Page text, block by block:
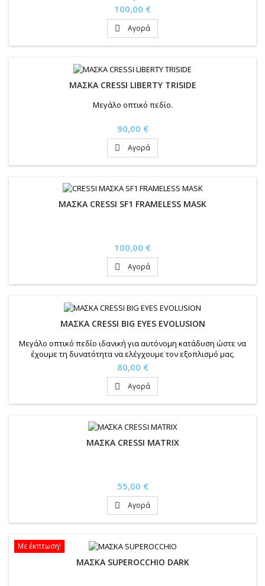
Τιμή
100,00 €
 Αγορά
ΜΑΣΚΑ CRESSI LIBERTY TRISIDE
Μεγάλο οπτικό πεδίο.
Τιμή
90,00 €
 Αγορά
ΜΑΣΚΑ CRESSI SF1 FRAMELESS MASK
Τιμή
100,00 €
 Αγορά
ΜΑΣΚΑ CRESSI BIG EYES EVOLUSION
Μεγάλο οπτικό πεδίο ιδανική για αυτόνομη κατάδυση ώστε να
έχουμε τη δυνατότητα να ελέγχουμε τον εξοπλισμό μας.
Τιμή
80,00 €
 Αγορά
ΜΑΣΚΑ CRESSI MATRIX
Τιμή
55,00 €
 Αγορά
Με έκπτωση!
ΜΑΣΚΑ SUPEROCCHIO DARK